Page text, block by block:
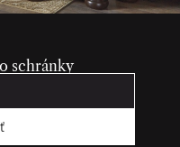
schránky